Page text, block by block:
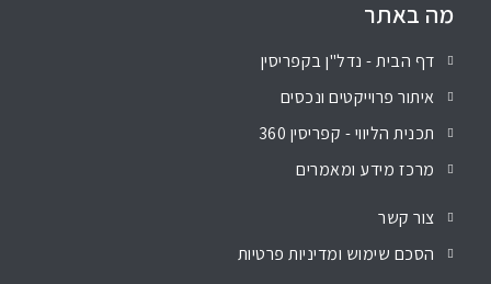
מה באתר
דף הבית - נדל"ן בקפריסין
איתור פרוייקטים ונכסים
תכנית הליווי - קפריסין 360
מרכז מידע ומאמרים
צור קשר
הסכם שימוש ומדיניות פרטיות